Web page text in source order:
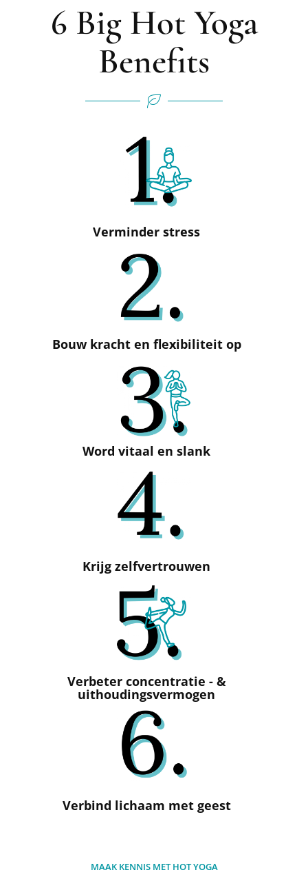
6 Big Hot Yoga
Benefits
Verminder stress
Bouw kracht en flexibiliteit op
Word vitaal en slank
Krijg zelfvertrouwen
Verbeter concentratie - &
uithoudingsvermogen
Verbind lichaam met geest
MAAK KENNIS MET HOT YOGA